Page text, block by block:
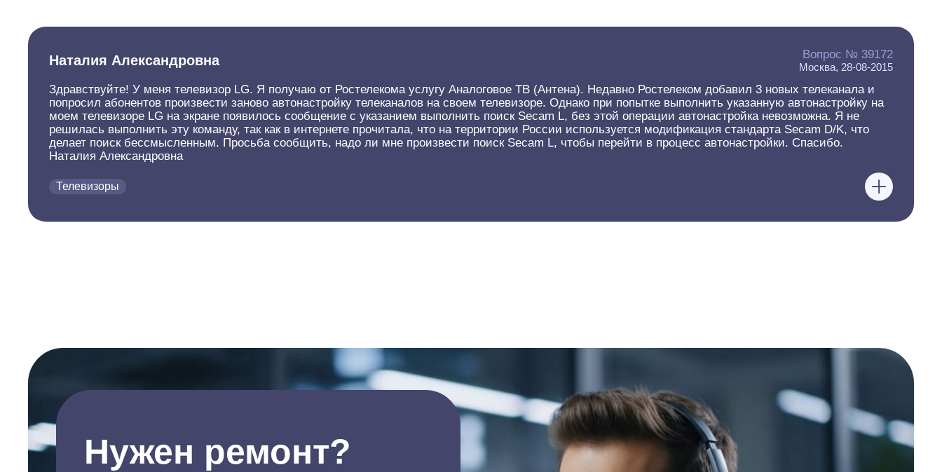
Наталия Александровна Вопрос № 39172
Москва, 28-08-2015
Здравствуйте! У меня телевизор LG. Я получаю от Ростелекома услугу Аналоговое ТВ (Антена). Недавно Ростелеком добавил 3 новых телеканала и
попросил абонентов произвести заново автонастройку телеканалов на своем телевизоре. Однако при попытке выполнить указанную автонастройку на
моем телевизоре LG на экране появилось сообщение с указанием выполнить поиск Secam L, без этой операции автонастройка невозможна. Я не
решилась выполнить эту команду, так как в интернете прочитала, что на территории России используется модификация стандарта Secam D/K, что
делает поиск бессмысленным. Просьба сообщить, надо ли мне произвести поиск Secam L, чтобы перейти в процесс автонастройки. Спасибо.
Наталия Александровна
Телевизоры
Нужен ремонт?